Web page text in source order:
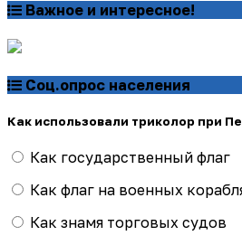
Важное и интересное!
Соц.опрос населения
Как использовали триколор при
Как государственный флаг
Как флаг на военных
Как знамя торговых судов